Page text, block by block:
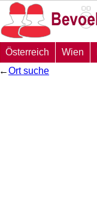
Österreich Wien
←Ort suche